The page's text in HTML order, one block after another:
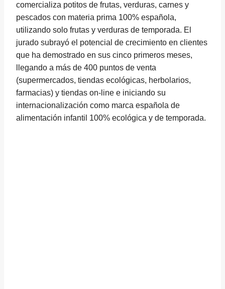
comercializa potitos de frutas, verduras, carnes y
pescados con materia prima 100% española,
utilizando solo frutas y verduras de temporada. El
jurado subrayó el potencial de crecimiento en clientes
que ha demostrado en sus cinco primeros meses,
llegando a más de 400 puntos de venta
(supermercados, tiendas ecológicas, herbolarios,
farmacias) y tiendas on-line e iniciando su
internacionalización como marca española de
alimentación infantil 100% ecológica y de temporada.